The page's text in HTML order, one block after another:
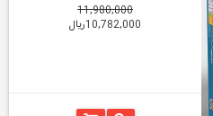
11,980,000
10,782,000ریال